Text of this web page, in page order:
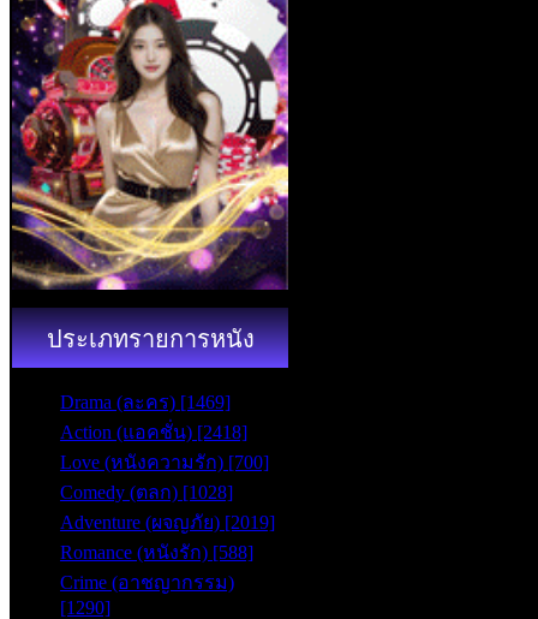
ประเภทรายการหนัง
Drama (ละคร) [1469]
Action (แอคชั่น) [2418]
Love (หนังความรัก) [700]
Comedy (ตลก) [1028]
Adventure (ผจญภัย) [2019]
Romance (หนังรัก) [588]
Crime (อาชญากรรม)
[1290]